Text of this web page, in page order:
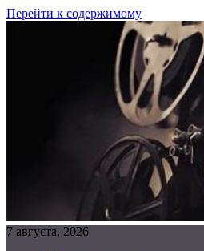
Перейти к содержимому
7 августа, 2026